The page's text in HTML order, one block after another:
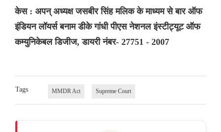
केस : अपन् अध्यक्ष जसबीर सिंह मलिक के माध्यम से बार ऑफ
इंडियन लॉयर्स बनाम डीके गांधी पीएस नेशनल इंस्टीट्यूट ऑफ
कम्युनिकेबल डिजीज, डायरी नंबर- 27751 - 2007
Tags MMDR Act Supreme Court